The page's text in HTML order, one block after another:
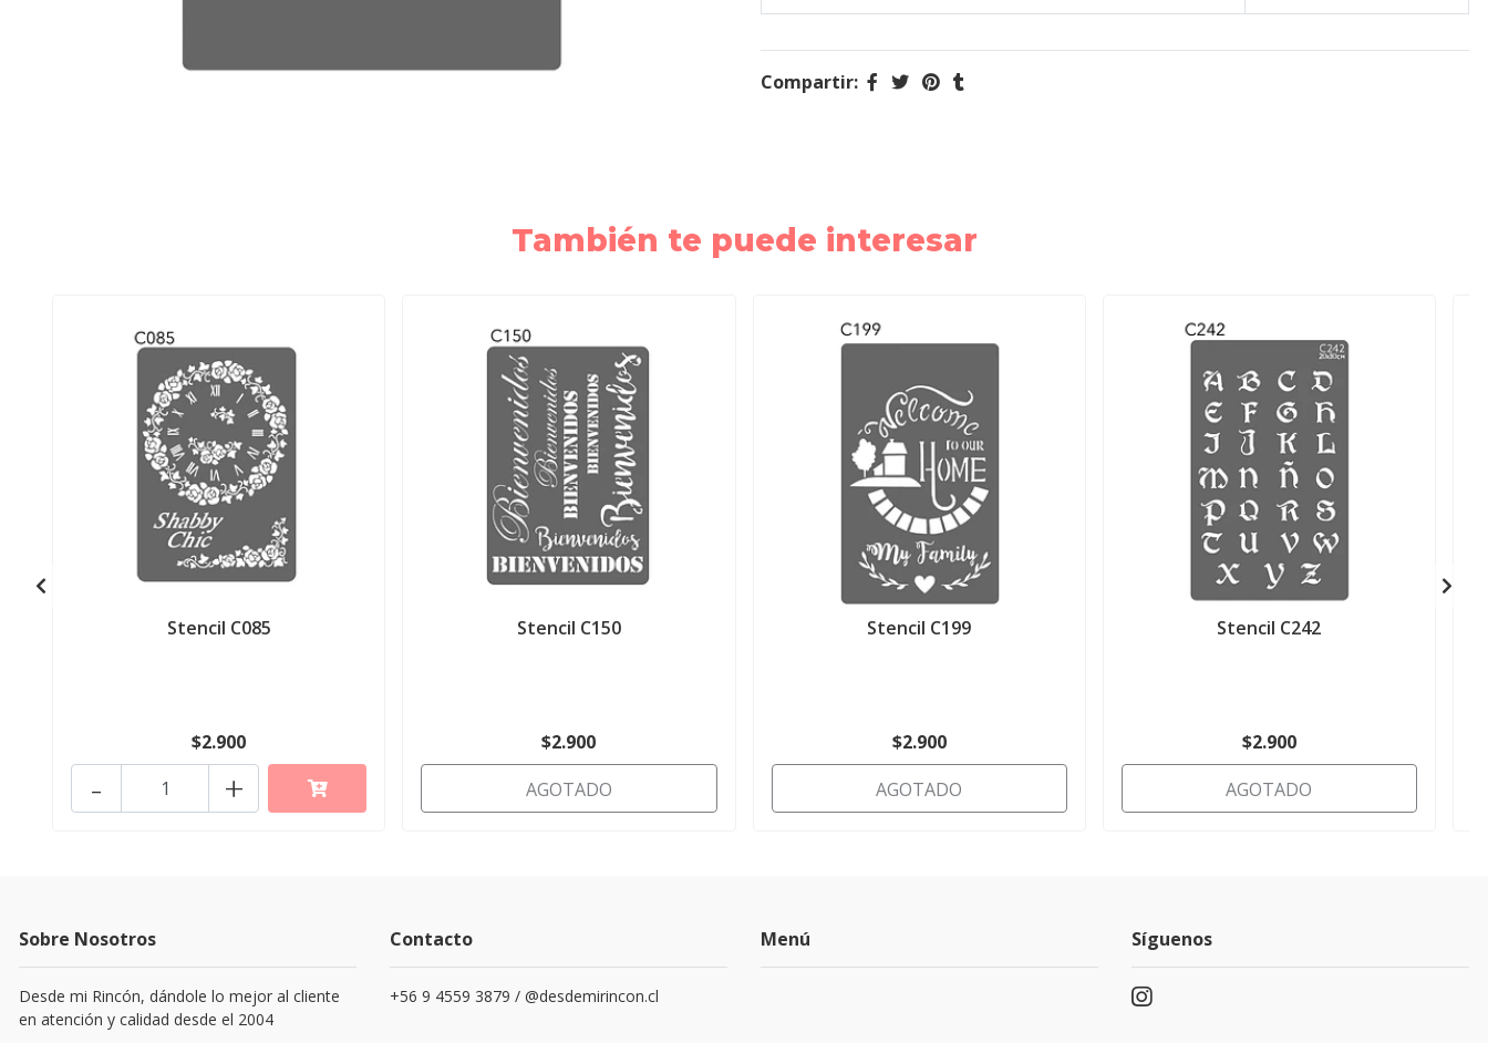
Compartir:
También te puede interesar
Stencil C085
$2.900
+
-
Stencil C150
$2.900
AGOTADO
Stencil C199
$2.900
AGOTADO
Stencil C242
$2.900
AGOTADO
Sobre Nosotros
Desde mi Rincón, dándole lo mejor al cliente
en atención y calidad desde el 2004
Contacto
+56 9 4559 3879 / @desdemirincon.cl
Menú Síguenos